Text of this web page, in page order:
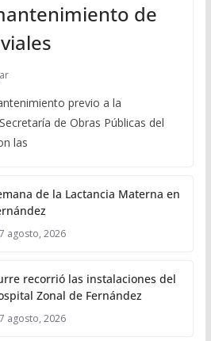
de
previo a la
de Obras Públicas del
las
de la Lactancia Materna en
7 agosto, 2026
recorrió las instalaciones del
Zonal de Fernández
7 agosto, 2026